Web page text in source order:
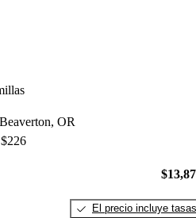
OR
El precio incluye tasas